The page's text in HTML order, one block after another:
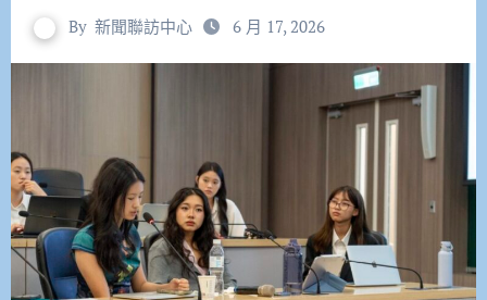
By 新聞聯訪中心 6 月 17, 2026